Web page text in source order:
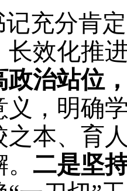
记充分肯定
长效化推
政治站位
义 ， 明确
之本、育
二是坚